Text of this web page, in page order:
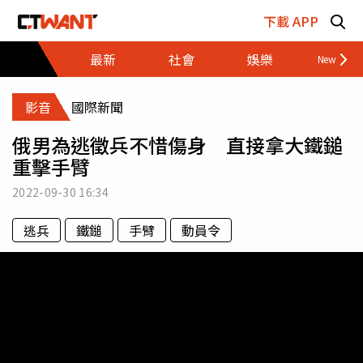
下載 APP
最新
社會 娛樂 財經
影音 國際新聞
俄男為逃徵兵不惜傷身 直接拿大鐵鎚
重擊手臂
2022-09-30 16:34
逃兵 鐵鎚 手臂 動員令